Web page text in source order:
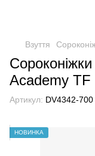
Взуття
Academy TF
Артикул: DV4342-700
НОВИНКА